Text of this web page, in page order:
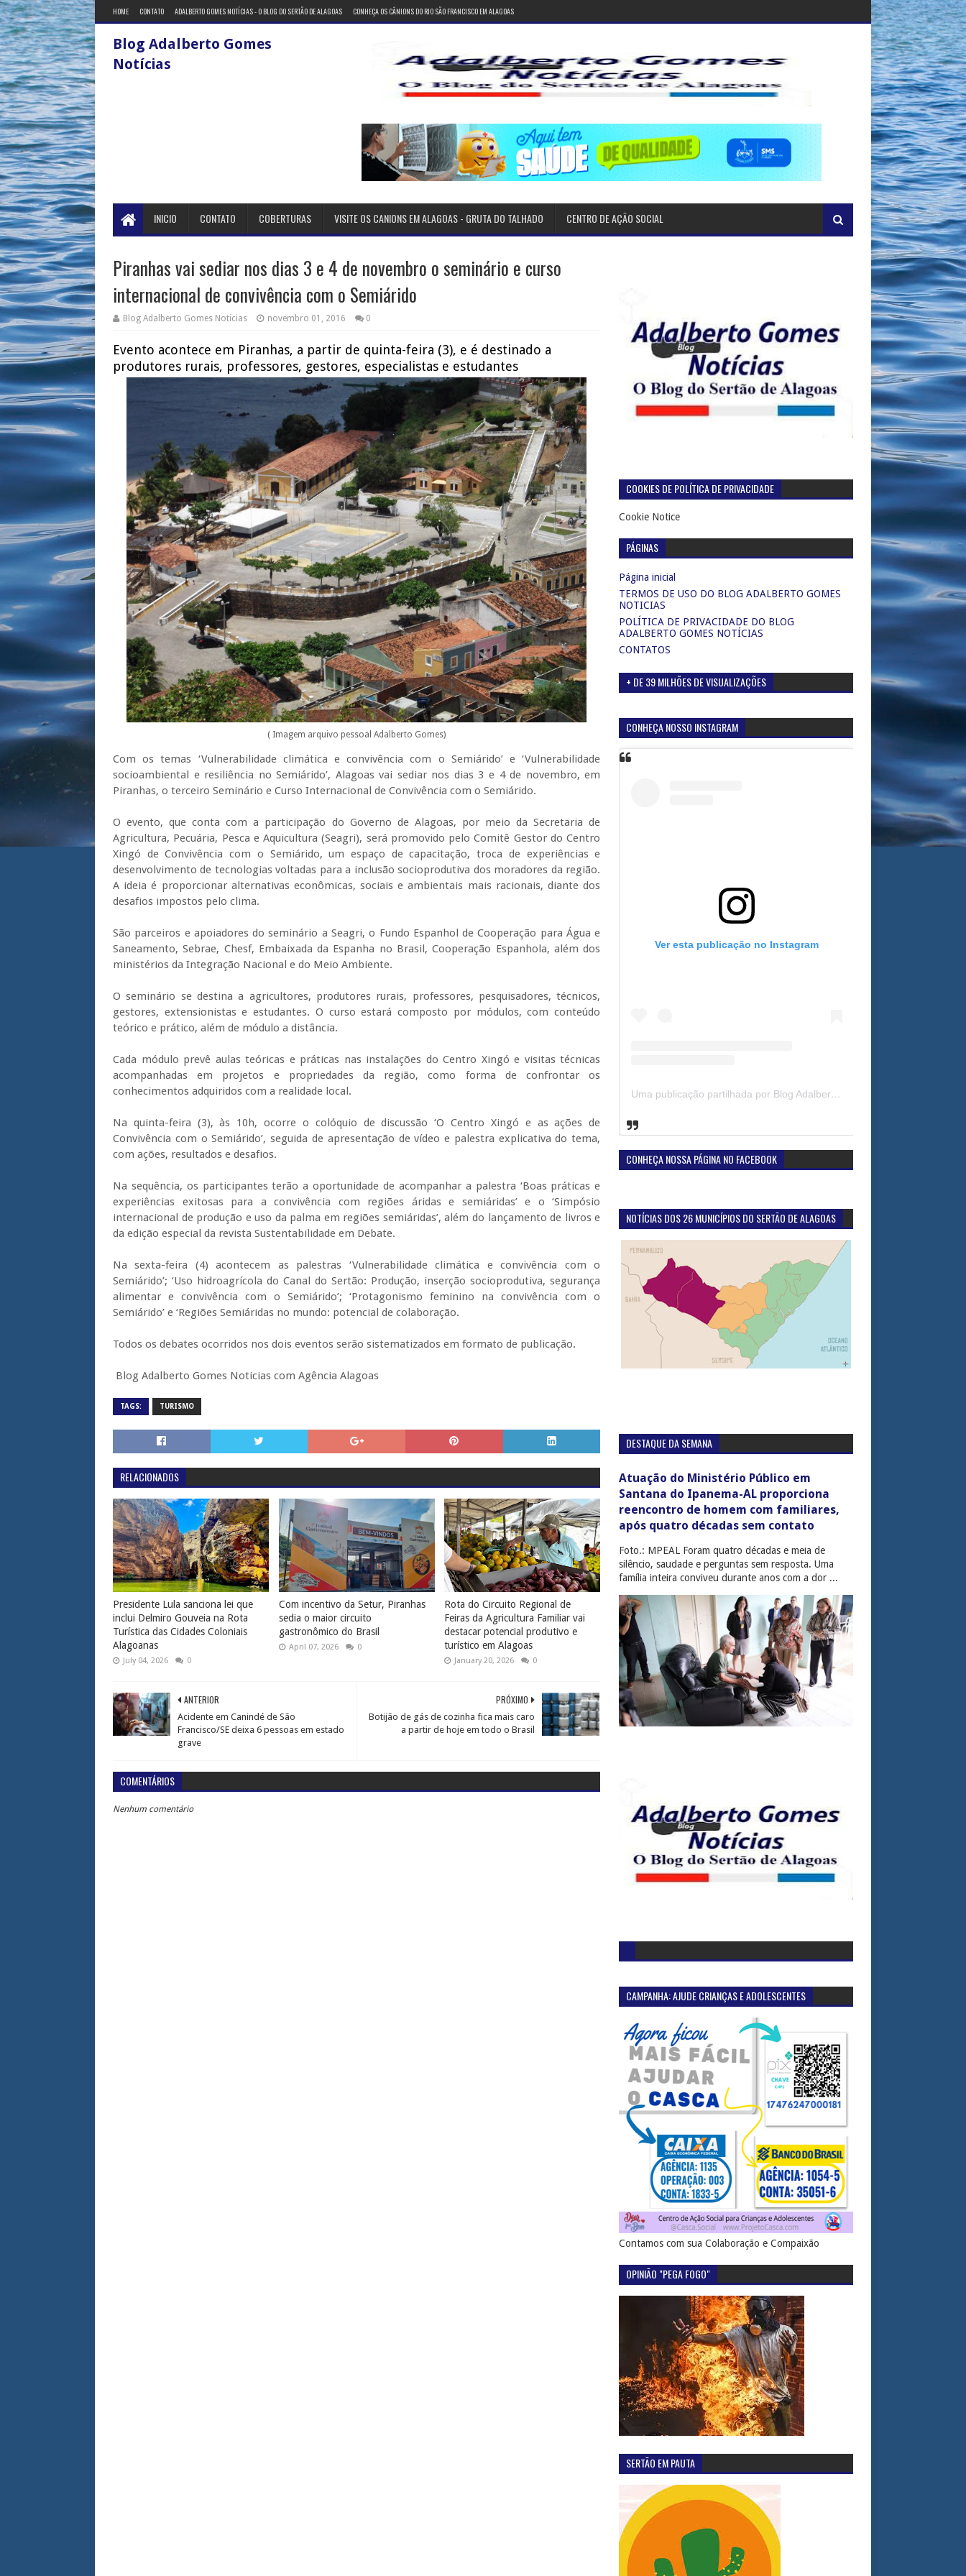
HOME CONTATO ADALBERTO GOMES NOTÍCIAS - O BLOG DO SERTÃO DE ALAGOAS CONHEÇA OS CÂNIONS DO RIO SÃO FRANCISCO EM ALAGOAS
Blog Adalberto Gomes
Notícias
INICIO CONTATO COBERTURAS VISITE OS CANIONS EM ALAGOAS - GRUTA DO TALHADO CENTRO DE AÇÃO SOCIAL
Piranhas vai sediar nos dias 3 e 4 de novembro o seminário e curso
internacional de convivência com o Semiárido
Blog Adalberto Gomes Noticias novembro 01, 2016 0
Evento acontece em Piranhas, a partir de quinta-feira (3), e é destinado a
produtores rurais, professores, gestores, especialistas e estudantes
( Imagem arquivo pessoal Adalberto Gomes)
Com os temas ‘Vulnerabilidade climática e convivência com o Semiárido’ e ‘Vulnerabilidade
socioambiental e resiliência no Semiárido’, Alagoas vai sediar nos dias 3 e 4 de novembro, em
Piranhas, o terceiro Seminário e Curso Internacional de Convivência com o Semiárido.
O evento, que conta com a participação do Governo de Alagoas, por meio da Secretaria de
Agricultura, Pecuária, Pesca e Aquicultura (Seagri), será promovido pelo Comitê Gestor do Centro
Xingó de Convivência com o Semiárido, um espaço de capacitação, troca de experiências e
desenvolvimento de tecnologias voltadas para a inclusão socioprodutiva dos moradores da região.
A ideia é proporcionar alternativas econômicas, sociais e ambientais mais racionais, diante dos
desafios impostos pelo clima.
São parceiros e apoiadores do seminário a Seagri, o Fundo Espanhol de Cooperação para Água e
Saneamento, Sebrae, Chesf, Embaixada da Espanha no Brasil, Cooperação Espanhola, além dos
ministérios da Integração Nacional e do Meio Ambiente.
O seminário se destina a agricultores, produtores rurais, professores, pesquisadores, técnicos,
gestores, extensionistas e estudantes. O curso estará composto por módulos, com conteúdo
teórico e prático, além de módulo a distância.
Cada módulo prevê aulas teóricas e práticas nas instalações do Centro Xingó e visitas técnicas
acompanhadas em projetos e propriedades da região, como forma de confrontar os
conhecimentos adquiridos com a realidade local.
Na quinta-feira (3), às 10h, ocorre o colóquio de discussão ‘O Centro Xingó e as ações de
Convivência com o Semiárido’, seguida de apresentação de vídeo e palestra explicativa do tema,
com ações, resultados e desafios.
Na sequência, os participantes terão a oportunidade de acompanhar a palestra ‘Boas práticas e
experiências exitosas para a convivência com regiões áridas e semiáridas’ e o ‘Simpósio
internacional de produção e uso da palma em regiões semiáridas’, além do lançamento de livros e
da edição especial da revista Sustentabilidade em Debate.
Na sexta-feira (4) acontecem as palestras ‘Vulnerabilidade climática e convivência com o
Semiárido’; ‘Uso hidroagrícola do Canal do Sertão: Produção, inserção socioprodutiva, segurança
alimentar e convivência com o Semiárido’; ‘Protagonismo feminino na convivência com o
Semiárido’ e ‘Regiões Semiáridas no mundo: potencial de colaboração.
Todos os debates ocorridos nos dois eventos serão sistematizados em formato de publicação.
Blog Adalberto Gomes Noticias com Agência Alagoas
TAGS: TURISMO
RELACIONADOS
Presidente Lula sanciona lei que
inclui Delmiro Gouveia na Rota
Turística das Cidades Coloniais
Alagoanas
July 04, 2026 0
Com incentivo da Setur, Piranhas
sedia o maior circuito
gastronômico do Brasil
April 07, 2026 0
Rota do Circuito Regional de
Feiras da Agricultura Familiar vai
destacar potencial produtivo e
turístico em Alagoas
January 20, 2026 0
PRÓXIMO
Botijão de gás de cozinha fica mais caro
a partir de hoje em todo o Brasil
ANTERIOR
Acidente em Canindé de São
Francisco/SE deixa 6 pessoas em estado
grave
COMENTÁRIOS
Nenhum comentário
COOKIES DE POLÍTICA DE PRIVACIDADE
Cookie Notice
PÁGINAS
Página inicial
TERMOS DE USO DO BLOG ADALBERTO GOMES
NOTICIAS
POLÍTICA DE PRIVACIDADE DO BLOG
ADALBERTO GOMES NOTÍCIAS
CONTATOS
+ DE 39 MILHÕES DE VISUALIZAÇÕES
CONHEÇA NOSSO INSTAGRAM
Ver esta publicação no Instagram
Uma publicação partilhada por Blog Adalberto Gomes Noticias (@blogadalbertogomesnoticiass)
CONHEÇA NOSSA PÁGINA NO FACEBOOK
NOTÍCIAS DOS 26 MUNICÍPIOS DO SERTÃO DE ALAGOAS
DESTAQUE DA SEMANA
Atuação do Ministério Público em
Santana do Ipanema-AL proporciona
reencontro de homem com familiares,
após quatro décadas sem contato
Foto.: MPEAL Foram quatro décadas e meia de
silêncio, saudade e perguntas sem resposta. Uma
família inteira conviveu durante anos com a dor ...
CAMPANHA: AJUDE CRIANÇAS E ADOLESCENTES
Contamos com sua Colaboração e Compaixão
OPINIÃO "PEGA FOGO"
SERTÃO EM PAUTA